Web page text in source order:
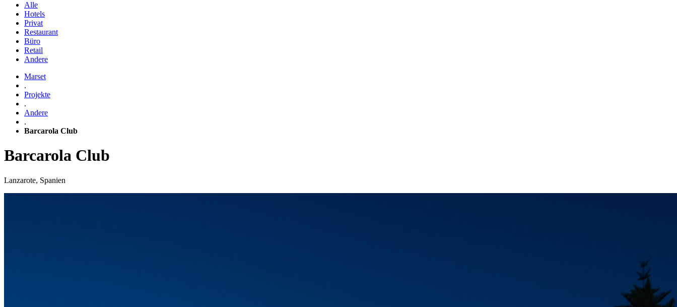
Alle
Hotels
Privat
Restaurant
Büro
Retail
Andere
Marset
.
Projekte
.
Andere
.
Barcarola Club
Barcarola Club
Lanzarote, Spanien